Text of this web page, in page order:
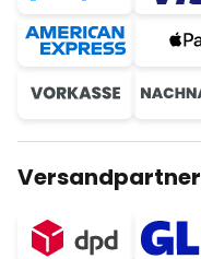
Versandpartner